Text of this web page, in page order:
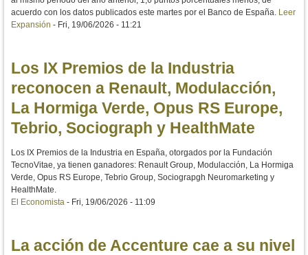
acuerdo con los datos publicados este martes por el Banco de España. Leer
Expansión - Fri, 19/06/2026 - 11:21
Los IX Premios de la Industria
reconocen a Renault, Modulacción,
La Hormiga Verde, Opus RS Europe,
Tebrio, Sociograph y HealthMate
Los IX Premios de la Industria en España, otorgados por la Fundación
TecnoVitae, ya tienen ganadores: Renault Group, Modulacción, La Hormiga
Verde, Opus RS Europe, Tebrio Group, Sociograpgh Neuromarketing y
HealthMate.
El Economista - Fri, 19/06/2026 - 11:09
La acción de Accenture cae a su nivel